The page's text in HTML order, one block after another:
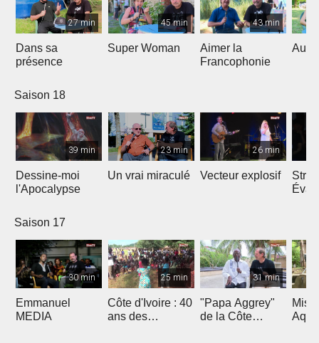
27 min
Dans sa
présence
45 min
Super Woman
43 min
Aimer la
Francophonie
Au
Saison 18
39 min
Dessine-moi
l'Apocalypse
23 min
Un vrai miraculé
26 min
Vecteur explosif
Saison 17
30 min
Emmanuel
MEDIA
25 min
Côte d'Ivoire : 40
ans des
31 min
"Papa Aggrey"
de la Côte